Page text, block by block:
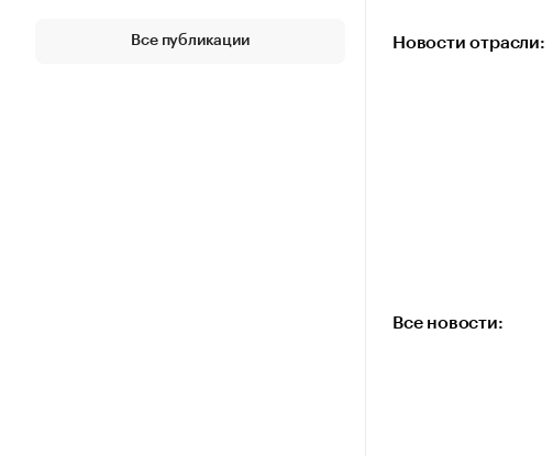
Все публикации Новости отрасли:
Все новости: